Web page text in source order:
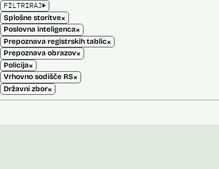
FILTRIRAJ
Splošne storitve×
Poslovna inteligenca×
Prepoznava registrskih tablic×
Prepoznava obrazov×
Policija×
Vrhovno sodišče RS×
Državni zbor×